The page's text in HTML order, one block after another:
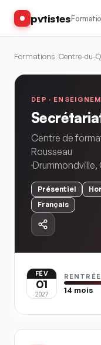
pvtistes
Formations Centre-du-
DEP ·
Centre de
Rousseau
Drummondville,
Présentiel
Français
FÉV
01
2027
RENTRÉE
14 mois